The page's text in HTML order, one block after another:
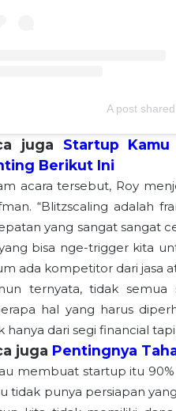
A post
juga Startup
Berikut Ini
acara tersebut, Roy
“Blitzscaling adalah
yang sangat sangat
bisa nge-trigger kita
ada kompetitor dari jasa
ternyata, tidak
hal yang harus
hanya dari segi financial
juga Pentingnya
membuat startup itu
tidak punya persiapan